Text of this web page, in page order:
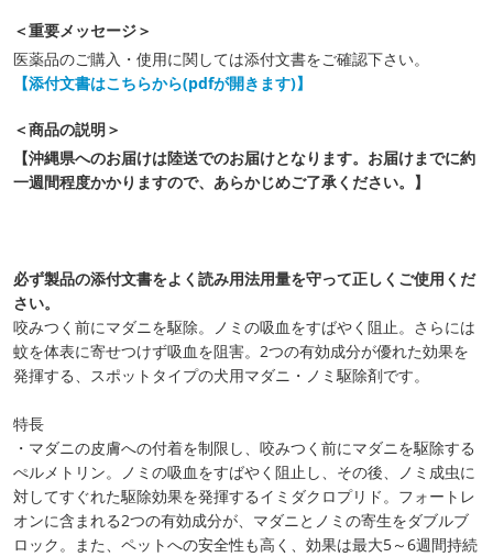
＜重要メッセージ＞
医薬品のご購入・使用に関しては添付文書をご確認下さい。
【添付文書はこちらから(pdfが開きます)】
＜商品の説明＞
【沖縄県へのお届けは陸送でのお届けとなります。お届けまでに約
一週間程度かかりますので、あらかじめご了承ください。】
必ず製品の添付文書をよく読み用法用量を守って正しくご使用くだ
さい。
咬みつく前にマダニを駆除。ノミの吸血をすばやく阻止。さらには
蚊を体表に寄せつけず吸血を阻害。2つの有効成分が優れた効果を
発揮する、スポットタイプの犬用マダニ・ノミ駆除剤です。
特長
・マダニの皮膚への付着を制限し、咬みつく前にマダニを駆除する
ぺルメトリン。ノミの吸血をすばやく阻止し、その後、ノミ成虫に
対してすぐれた駆除効果を発揮するイミダクロプリド。フォートレ
オンに含まれる2つの有効成分が、マダニとノミの寄生をダブルブ
ロック。また、ペットへの安全性も高く、効果は最大5～6週間持続